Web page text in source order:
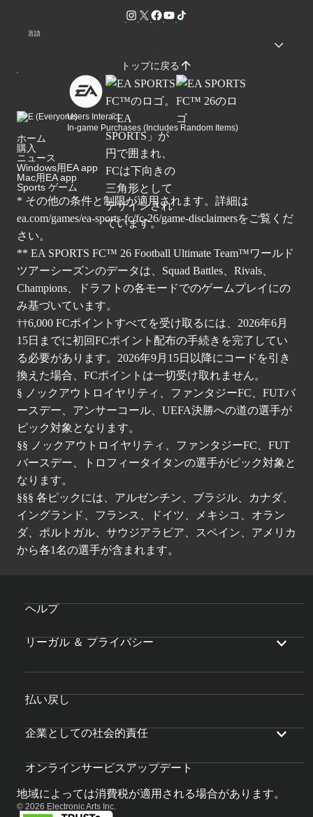
言語
トップに戻る
Users Interact
In-game Purchases (Includes Random Items)
ホーム
購入
ニュース
Windows用EA app
Mac用EA app
Sports ゲーム
* その他の条件と制限が適用されます。詳細は
ea.com/games/ea-sports-fc/fc-26/game-disclaimersをご覧くだ
さい。
** EA SPORTS FC™ 26 Football Ultimate Team™ワールド
ツアーシーズンのデータは、Squad Battles、Rivals、
Champions、ドラフトの各モードでのゲームプレイにの
み基づいています。
††6,000 FCポイントすべてを受け取るには、2026年6月
15日までに初回FCポイント配布の手続きを完了してい
る必要があります。2026年9月15日以降にコードを引き
換えた場合、FCポイントは一切受け取れません。
§ ノックアウトロイヤリティ、ファンタジーFC、FUTバ
ースデー、アンサーコール、UEFA決勝への道の選手が
ピック対象となります。
§§ ノックアウトロイヤリティ、ファンタジーFC、FUT
バースデー、トロフィータイタンの選手がピック対象と
なります。
§§§ 各ピックには、アルゼンチン、ブラジル、カナダ、
イングランド、フランス、ドイツ、メキシコ、オラン
ダ、ポルトガル、サウジアラビア、スペイン、アメリカ
から各1名の選手が含まれます。
ヘルプ
リーガル ＆ プライバシー
払い戻し
企業としての社会的責任
オンラインサービスアップデート
地域によっては消費税が適用される場合があります。
© 2026 Electronic Arts Inc.